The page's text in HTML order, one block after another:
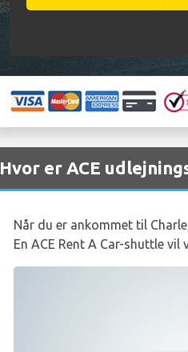
Hvor er ACE
Når du er ankommet til
En ACE Rent A Car-shuttle